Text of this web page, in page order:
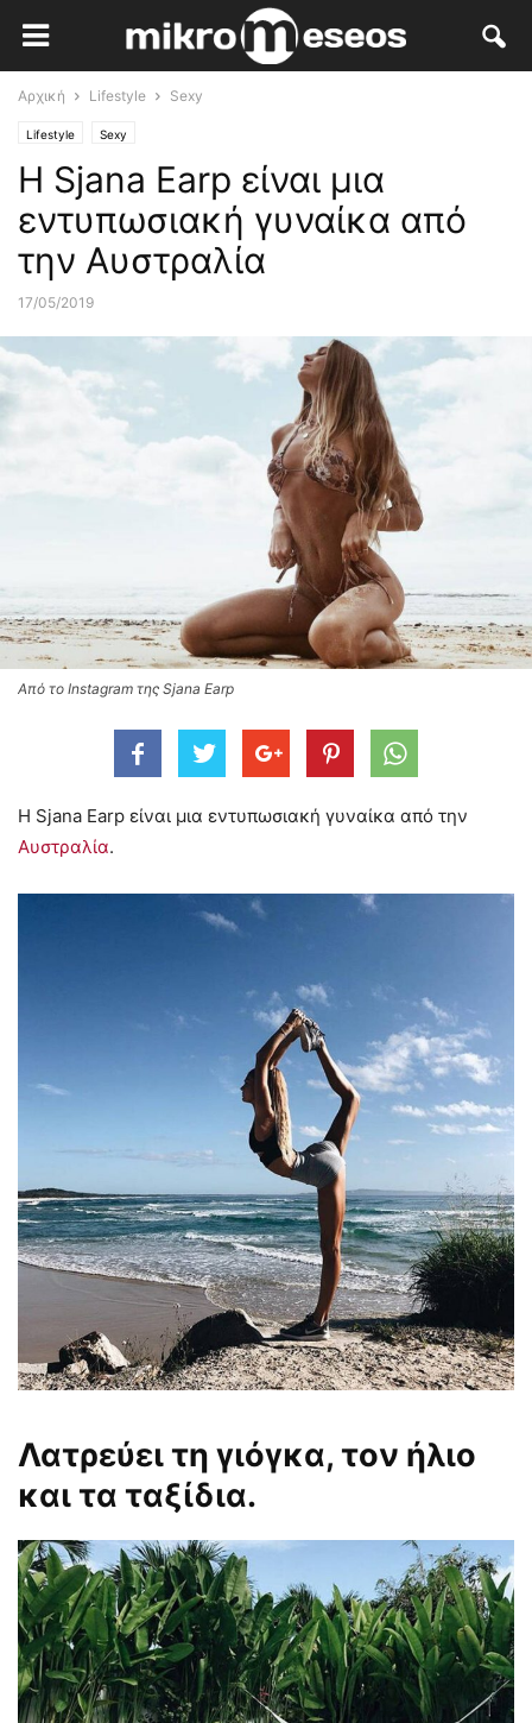
Αρχική Lifestyle Sexy
Lifestyle Sexy
Η Sjana Earp είναι μια
εντυπωσιακή γυναίκα από
την Αυστραλία
17/05/2019
Από το Instagram της Sjana Earp
Η Sjana Earp είναι μια εντυπωσιακή γυναίκα από την
Αυστραλία.
Λατρεύει τη γιόγκα, τον ήλιο
και τα ταξίδια.